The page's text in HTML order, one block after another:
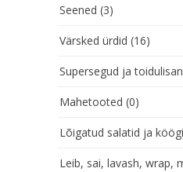
Seened (3)
Värsked ürdid (16)
Supersegud ja
Mahetooted (0)
Lõigatud salatid ja
Leib, sai, lavash, wrap,